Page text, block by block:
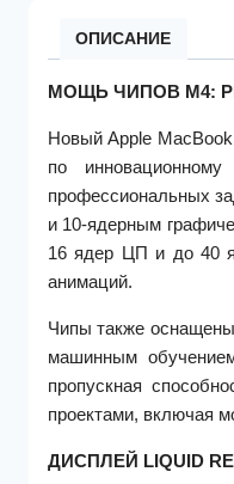
ОПИСАНИЕ
МОЩЬ ЧИПОВ M4:
Новый Apple
по
профессиональных
и 10-ядерным
16 ядер ЦП и до 40
анимаций.
Чипы также
машинным
пропускная
проектами, включая
ДИСПЛЕЙ LIQUID